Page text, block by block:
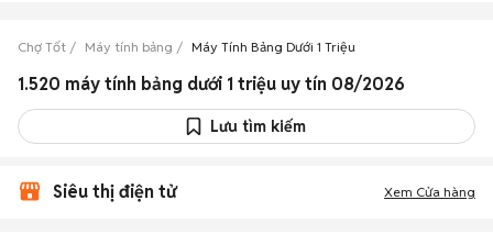
Chợ Tốt Máy tính bảng Máy Tính Bảng Dưới 1 Triệu
1.520 máy tính bảng dưới 1 triệu uy tín 08/2026
Lưu tìm kiếm
Siêu thị điện tử Xem Cửa hàng